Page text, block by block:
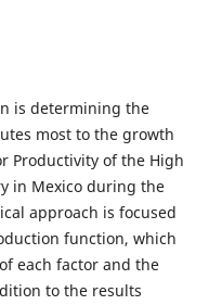
is determining the
most to the growth
Productivity of the High
in Mexico during the
approach is focused
function, which
each factor and the
to the results